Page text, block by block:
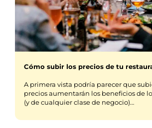
Cómo subir los precios de tu
A primera vista podría parecer que
precios aumentarán los beneficios de
(y de cualquier clase de negocio)…